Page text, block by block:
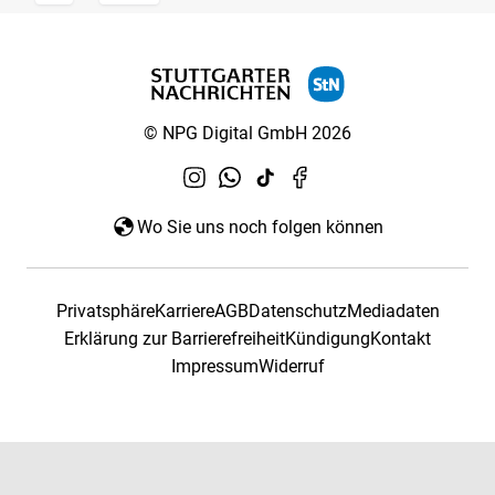
© NPG Digital GmbH 2026
Wo Sie uns noch folgen können
PrivatsphäreKarriereAGBDatenschutzMediadaten
Erklärung zur BarrierefreiheitKündigungKontakt
ImpressumWiderruf